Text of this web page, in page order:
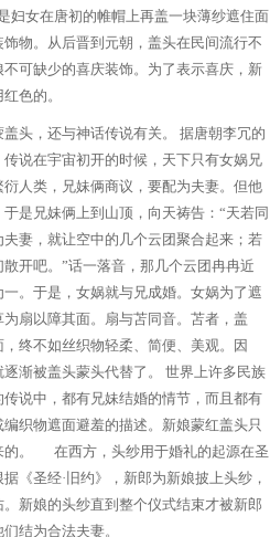
妇女在唐初的帷帽上再盖一块薄纱遮住面
物。从后晋到元朝，盖头在民间流行不
不可缺少的喜庆装饰。为了表示喜庆，新
色的。
盖头，还与神话传说有关。 据唐朝李冗的
传说在宇宙初开的时候，天下只有女娲兄
衍人类，兄妹俩商议，要配为夫妻。但他
是兄妹俩上到山顶，向天祷告：“天若同
夫妻，就让空中的几个云团聚合起来；若
开吧。”话一落音，那几个云团冉冉近
。于是，女娲就与兄成婚。女娲为了遮
扇以障其面。扇与苫同音。苫者，盖
终不如丝织物轻柔、简便、美观。因
逐渐被盖头蒙头代替了。 世界上许多民族
传说中，都有兄妹结婚的情节，而且都有
织物遮面避羞的描述。新娘蒙红盖头只
的。 在西方，头纱用于婚礼的起源在圣
《圣经·旧约》，新郎为新娘披上头纱，
新娘的头纱直到整个仪式结束才被新郎
结为合法夫妻。